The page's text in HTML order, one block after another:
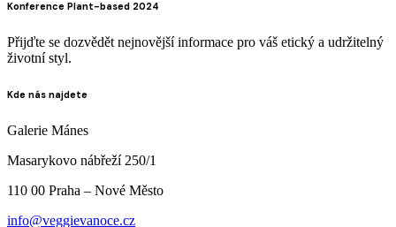
Konference Plant-based 2024
Přijďte se dozvědět nejnovější informace pro váš etický a udržitelný
životní styl.
Kde nás najdete
Galerie Mánes
Masarykovo nábřeží 250/1
110 00 Praha – Nové Město
info@veggievanoce.cz